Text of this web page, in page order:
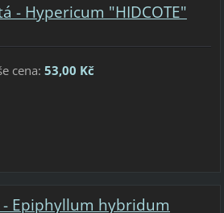
- Hypericum "HIDCOTE"
cena: 53,00 Kč
- Epiphyllum hybridum